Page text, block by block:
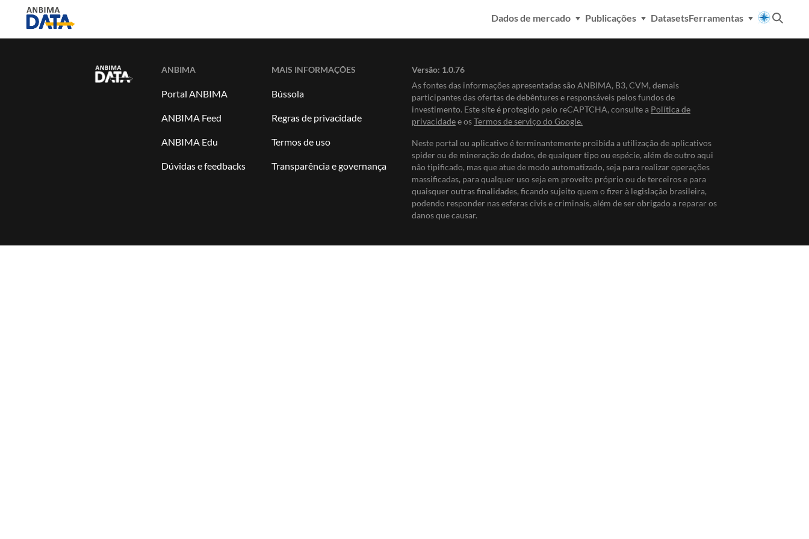
Dados de mercado Publicações DatasetsFerramentas
ANBIMA
Portal ANBIMA
ANBIMA Feed
ANBIMA Edu
Dúvidas e feedbacks
MAIS INFORMAÇÕES
Bússola
Regras de privacidade
Termos de uso
Transparência e governança
Versão: 1.0.76
As fontes das informações apresentadas são ANBIMA, B3, CVM, demais
participantes das ofertas de debêntures e responsáveis pelos fundos de
investimento. Este site é protegido pelo reCAPTCHA, consulte a Política de
privacidadee osTermos de serviço do Google.
Neste portal ou aplicativo é terminantemente proibida a utilização de aplicativos
spider ou de mineração de dados, de qualquer tipo ou espécie, além de outro aqui
não tipificado, mas que atue de modo automatizado, seja para realizar operações
massificadas, para qualquer uso seja em proveito próprio ou de terceiros e para
quaisquer outras finalidades, ficando sujeito quem o fizer à legislação brasileira,
podendo responder nas esferas civis e criminais, além de ser obrigado a reparar os
danos que causar.